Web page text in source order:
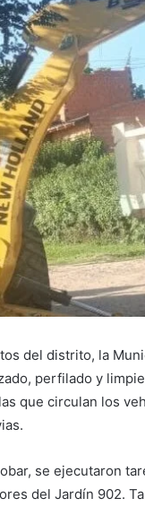
del distrito, la
perfilado y
que circulan los
se ejecutaron
del Jardín 902.